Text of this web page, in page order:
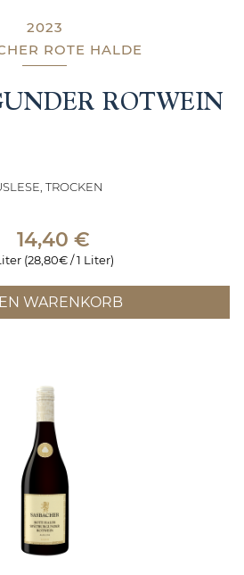
2023
ROTE HALDE
ROTWEIN
TROCKEN
14,40 €
(28,80€ / 1 Liter)
WARENKORB